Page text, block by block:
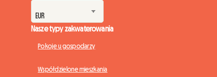
Nasze typy zakwaterowania
Pokoje u gospodarzy
Współdzielone mieszkania